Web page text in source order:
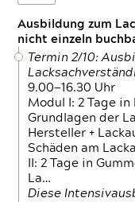
Ausbildung zum
nicht einzeln
Termin 2/10:
9.00—16.30 Uhr
Modul I: 2 Tage
Grundlagen der
Hersteller +
Schäden am
II: 2 Tage in
La…
Diese